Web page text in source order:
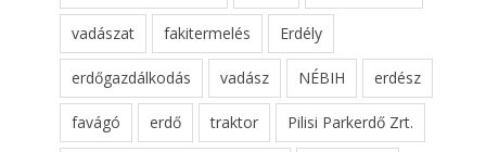
vadászat fakitermelés Erdély
erdőgazdálkodás vadász NÉBIH erdész
favágó erdő traktor Pilisi Parkerdő Zrt.